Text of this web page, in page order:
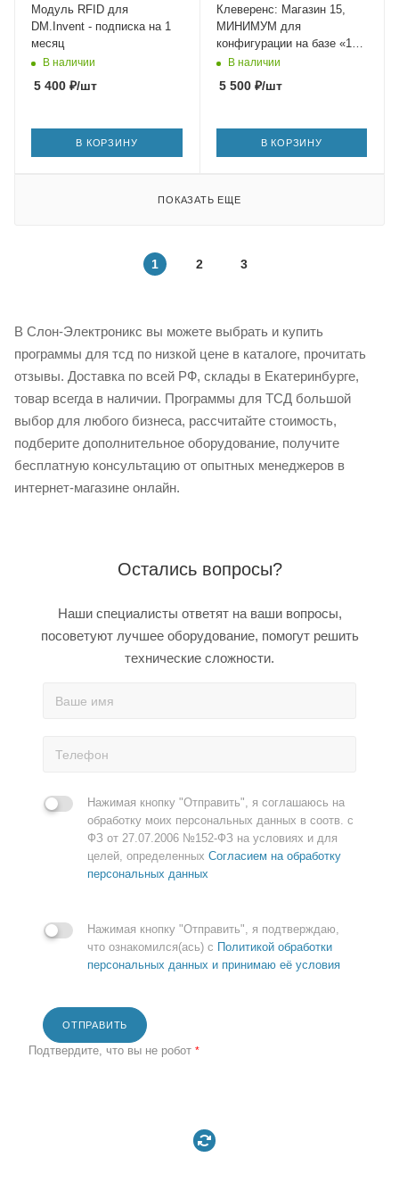
Модуль RFID для
DM.Invent - подписка на 1
месяц
В наличии
5 400 ₽/шт
В КОРЗИНУ
Клеверенс: Магазин 15,
МИНИМУМ для
конфигурации на базе «1С:
Предприятия 8.2»
В наличии
5 500₽/шт
В КОРЗИНУ
ПОКАЗАТЬ ЕЩЕ
1 2 3
В Слон-Электроникс вы можете выбрать и купить
программы для тсд по низкой цене в каталоге, прочитать
отзывы. Доставка по всей РФ, склады в Екатеринбурге,
товар всегда в наличии. Программы для ТСД большой
выбор для любого бизнеса, рассчитайте стоимость,
подберите дополнительное оборудование, получите
бесплатную консультацию от опытных менеджеров в
интернет-магазине онлайн.
Остались вопросы?
Наши специалисты ответят на ваши вопросы,
посоветуют лучшее оборудование, помогут решить
технические сложности.
Нажимая кнопку "Отправить", я соглашаюсь на
обработку моих персональных данных в соотв. с
ФЗ от 27.07.2006 №152-ФЗ на условиях и для
целей, определенных Согласием на обработку
персональных данных
Нажимая кнопку "Отправить", я подтверждаю,
что ознакомился(ась) с Политикой обработки
персональных данных и принимаю её условия
ОТПРАВИТЬ
Подтвердите, что вы не робот *